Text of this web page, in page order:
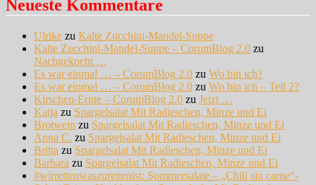
Neueste Kommentare
Ulrike zu Kalte Zucchini-Mandel-Suppe
Kalte Zucchini-Mandel-Suppe – CorumBlog 2.0 zu
Nachgekocht …
Es war einmal … – CorumBlog 2.0 zu Wo bin ich?
Es war einmal … – CorumBlog 2.0 zu Wo bin ich – Teil 2?
Kirschen-Ernte – CorumBlog 2.0 zu Jetzt …
Katja zu Spargelsalat Mit Radieschen, Minze und Ei
Brotwein zu Spargelsalat Mit Radieschen, Minze und Ei
Anna C. zu Spargelsalat Mit Radieschen, Minze und Ei
Britta zu Spargelsalat Mit Radieschen, Minze und Ei
Barbara zu Spargelsalat Mit Radieschen, Minze und Ei
#wirrettenwaszurettenist: Sommersalate – „Chili sin carne“-